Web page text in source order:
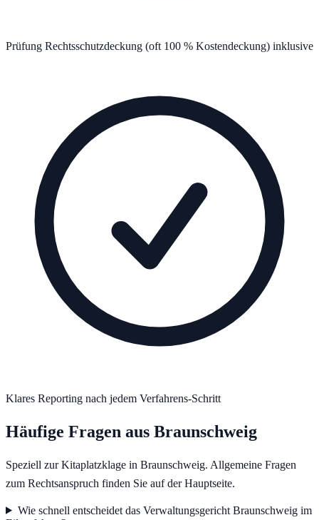
Prüfung Rechtsschutzdeckung (oft 100 % Kostendeckung) inklusive
Klares Reporting nach jedem Verfahrens-Schritt
Häufige Fragen aus Braunschweig
Speziell zur Kitaplatzklage in Braunschweig. Allgemeine Fragen
zum Rechtsanspruch finden Sie auf der Hauptseite.
Wie schnell entscheidet das Verwaltungsgericht Braunschweig im